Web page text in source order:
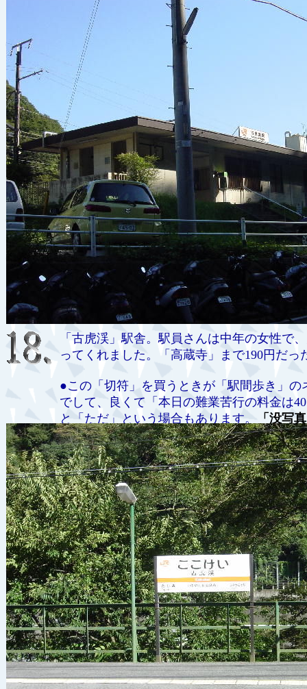
「古虎渓」駅舎。駅員さんは中年の女性で
ってくれました。「高蔵寺」まで190円だっ
●この「切符」を買うときが「駅間歩き」の
でして、良くて「本日の難業苦行の料金は
と「ただ」という場合もあります。
「没写